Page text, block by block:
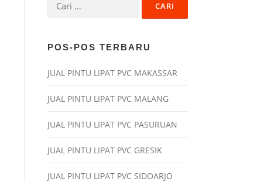
untuk:
POS-POS TERBARU
JUAL PINTU LIPAT PVC MAKASSAR
JUAL PINTU LIPAT PVC MALANG
JUAL PINTU LIPAT PVC PASURUAN
JUAL PINTU LIPAT PVC GRESIK
JUAL PINTU LIPAT PVC SIDOARJO